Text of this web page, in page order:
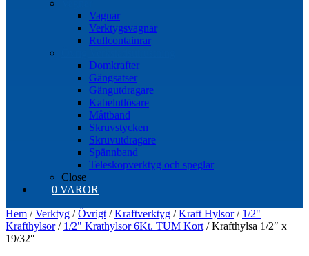
Vagnar
Verktygsvagnar
Rullcontainrar
Domkrafter
Gängsatser
Gängutdragare
Kabelutlösare
Måttband
Skruvstycken
Skruvutdragare
Spännband
Teleskopverktyg och speglar
Close
0 VAROR
Hem /Verktyg /Övrigt /Kraftverktyg /Kraft Hylsor/ 1/2"
Krafthylsor/ 1/2" Krathylsor 6Kt. TUM Kort / Krafthylsa 1/2″ x
19/32″